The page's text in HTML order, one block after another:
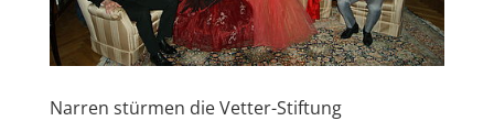
Narren stürmen die Vetter-Stiftung